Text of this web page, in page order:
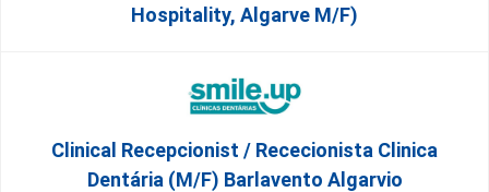
Hospitality, Algarve M/F)
Clinical Recepcionist / Rececionista Clinica
Dentária (M/F) Barlavento Algarvio